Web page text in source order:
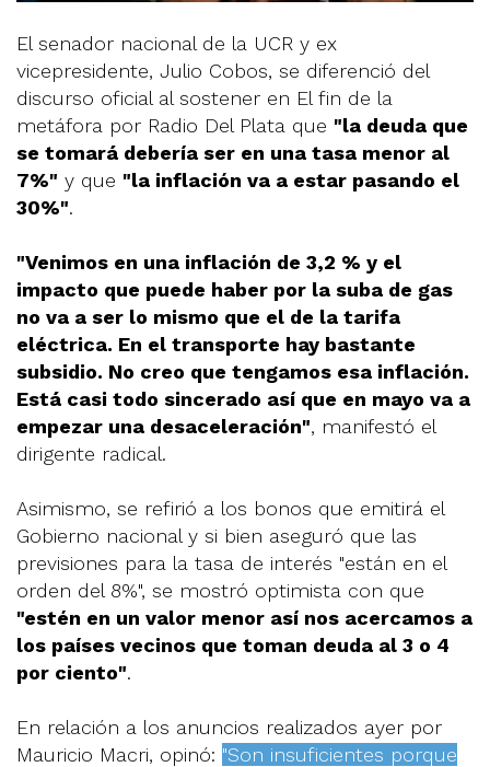
El senador nacional de la UCR y ex
vicepresidente, Julio Cobos, se diferenció del
discurso oficial al sostener en El fin de la
metáfora por Radio Del Plata que "la deuda que
se tomará debería ser en una tasa menor al
7%" y que "la inflación va a estar pasando el
30%".
"Venimos en una inflación de 3,2 % y el
impacto que puede haber por la suba de gas
no va a ser lo mismo que el de la tarifa
eléctrica. En el transporte hay bastante
subsidio. No creo que tengamos esa inflación.
Está casi todo sincerado así que en mayo va a
empezar una desaceleración", manifestó el
dirigente radical.
Asimismo, se refirió a los bonos que emitirá el
Gobierno nacional y si bien aseguró que las
previsiones para la tasa de interés "están en el
orden del 8%", se mostró optimista con que
"estén en un valor menor así nos acercamos a
los países vecinos que toman deuda al 3 o 4
por ciento".
En relación a los anuncios realizados ayer por
Mauricio Macri, opinó: "Son insuficientes porque